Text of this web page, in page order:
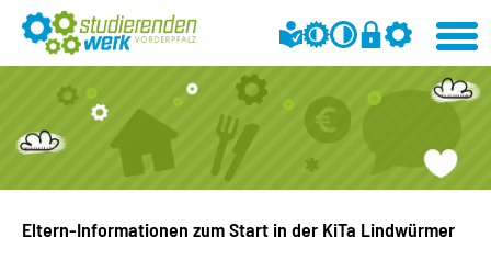
Eltern-Informationen zum Start in der KiTa Lindwürmer